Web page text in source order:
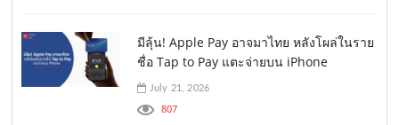
มีลุ้น! Apple Pay อาจมาไทย หลังโผล่ในราย
ชื่อ Tap to Pay แตะจ่ายบน iPhone
July 21, 2026
807